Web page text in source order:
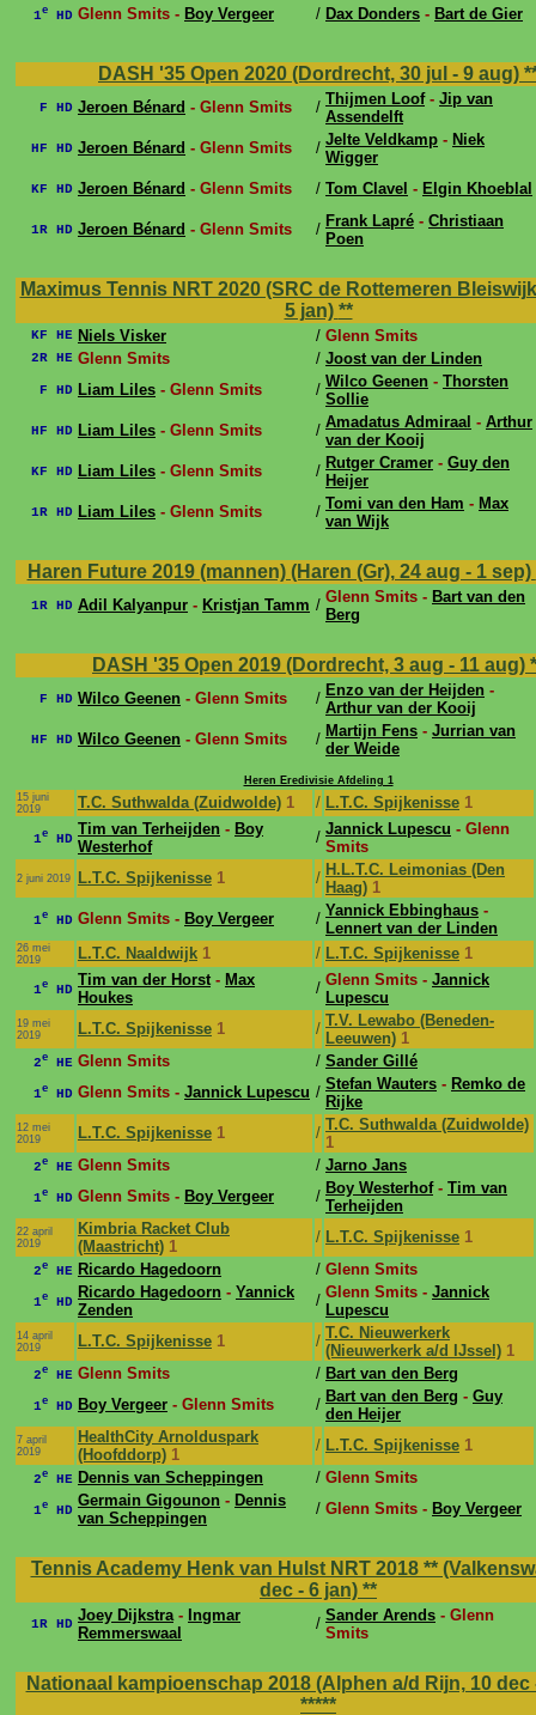
1e HD Glenn Smits - Boy Vergeer / Dax Donders - Bart de Gier
DASH '35 Open 2020 (Dordrecht, 30 jul - 9 aug)
F HD Jeroen Bénard - Glenn Smits / Thijmen Loof- Jip van
Assendelft
HF HD Jeroen Bénard - Glenn Smits / Jelte Veldkamp - Niek
Wigger
KF HD Jeroen Bénard - Glenn Smits / Tom Clavel - Elgin Khoeblal
1R HD Jeroen Bénard - Glenn Smits / Frank Lapré - Christiaan
Poen
Maximus Tennis NRT 2020 (SRC de Rottemeren
5 jan) **
KF HE Niels Visker / Glenn Smits
2R HE Glenn Smits / Joost van der Linden
F HD Liam Liles - Glenn Smits / Wilco Geenen - Thorsten
Sollie
HF HD Liam Liles - Glenn Smits / Amadatus Admiraal - Arthur
van der Kooij
KF HD Liam Liles - Glenn Smits / Rutger Cramer - Guy den
Heijer
1R HD Liam Liles - Glenn Smits / Tomi van den Ham - Max
van Wijk
Haren Future 2019 (mannen) (Haren (Gr), 24 aug - 1 sep)
1R HD Adil Kalyanpur - Kristjan Tamm / Glenn Smits - Bart van den
Berg
DASH '35 Open 2019 (Dordrecht, 3 aug - 11 aug)
F HD Wilco Geenen - Glenn Smits / Enzo van der Heijden -
Arthur van der Kooij
HF HD Wilco Geenen - Glenn Smits / Martijn Fens - Jurrian van
der Weide
Heren Eredivisie Afdeling 1
15 juni
2019
T.C. Suthwalda (Zuidwolde) 1 / L.T.C. Spijkenisse 1
1e HD
Tim van Terheijden - Boy
Westerhof
/ Jannick Lupescu - Glenn
Smits
2 juni 2019 L.T.C. Spijkenisse 1 / H.L.T.C. Leimonias (Den
Haag) 1
1e HD Glenn Smits - Boy Vergeer / Yannick Ebbinghaus -
Lennert van der Linden
26 mei
2019
L.T.C. Naaldwijk 1 / L.T.C. Spijkenisse 1
1e HD
Tim van der Horst- Max
Houkes
/ Glenn Smits - Jannick
Lupescu
19 mei
2019
L.T.C. Spijkenisse 1 / T.V. Lewabo (Beneden-
Leeuwen) 1
2e HE Glenn Smits / Sander Gillé
1e HD Glenn Smits - Jannick Lupescu / Stefan Wauters - Remko de
Rijke
12 mei
2019
L.T.C. Spijkenisse 1 / T.C. Suthwalda (Zuidwolde)
1
2e HE Glenn Smits / Jarno Jans
1e HD Glenn Smits - Boy Vergeer / Boy Westerhof- Tim van
Terheijden
22 april
2019
Kimbria Racket Club
(Maastricht) 1
/ L.T.C. Spijkenisse 1
2e HE Ricardo Hagedoorn / Glenn Smits
1e HD
Ricardo Hagedoorn - Yannick
Zenden
/ Glenn Smits - Jannick
Lupescu
14 april
2019
L.T.C. Spijkenisse 1 / T.C. Nieuwerkerk
(Nieuwerkerk a/d IJssel) 1
2e HE Glenn Smits / Bart van den Berg
1e HD Boy Vergeer - Glenn Smits / Bart van den Berg - Guy
den Heijer
7 april
2019
HealthCity Arnolduspark
(Hoofddorp) 1
/ L.T.C. Spijkenisse 1
2e HE Dennis van Scheppingen / Glenn Smits
1e HD
Germain Gigounon - Dennis
van Scheppingen
/ Glenn Smits - Boy Vergeer
Tennis Academy Henk van Hulst NRT 2018 **
dec - 6 jan) **
1R HD Joey Dijkstra- Ingmar
Remmerswaal
/ Sander Arends - Glenn
Smits
Nationaal kampioenschap 2018 (Alphen a/d Rijn, 10 dec
*****